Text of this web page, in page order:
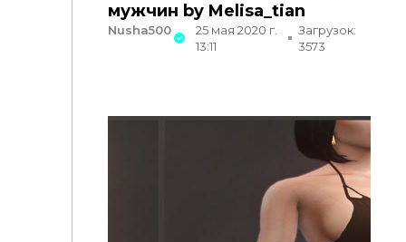
мужчин by Melisa_tian
Nusha500
25 мая 2020 г.
13:11
Загрузок:
3573